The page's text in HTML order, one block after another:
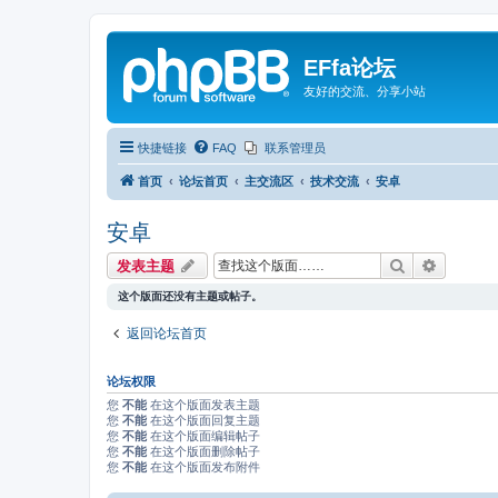
EFfa论坛
友好的交流、分享小站
快捷链接 FAQ 联系管理员
首页 论坛首页 主交流区 技术交流 安卓
安卓
发表主题 搜索
这个版面还没有主题或帖子。
返回论坛首页
论坛权限
您 不能 在这个版面发表主题
您 不能 在这个版面回复主题
您 不能 在这个版面编辑帖子
您 不能 在这个版面删除帖子
您 不能 在这个版面发布附件